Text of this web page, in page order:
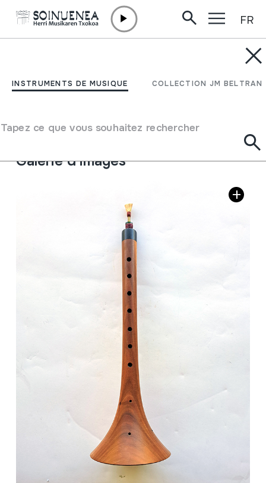
INSTRUMENTS DE MUSIQUE COLLECTION JM BELTRAN
Tapez ce que vous souhaitez rechercher
FR
MIZMAR
Type d'instrument de musique
Aérophones
Galerie d'images